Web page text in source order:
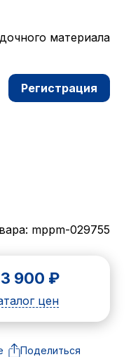
материала
Регистрация
mppm-029755
3 900 ₽
цен
Поделиться